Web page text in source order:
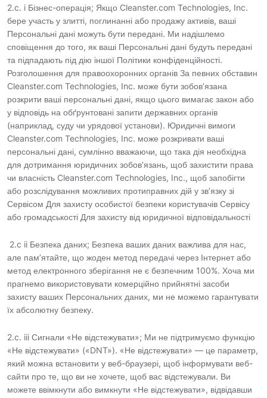
2.c. i Бізнес-операція; Якщо Cleanster.com Technologies, Inc.
бере участь у злитті, поглинанні або продажу активів, ваші
Персональні дані можуть бути передані. Ми надішлемо
сповіщення до того, як ваші Персональні дані будуть передані
та підпадають під дію іншої Політики конфіденційності.
Розголошення для правоохоронних органів За певних обставин
Cleanster.com Technologies, Inc. може бути зобов’язана
розкрити ваші персональні дані, якщо цього вимагає закон або
у відповідь на обґрунтовані запити державних органів
(наприклад, суду чи урядової установи). Юридичні вимоги
Cleanster.com Technologies, Inc. може розкривати ваші
персональні дані, сумлінно вважаючи, що така дія необхідна
для дотримання юридичних зобов’язань, щоб захистити права
чи власність Cleanster.com Technologies, Inc., щоб запобігти
або розслідування можливих протиправних дій у зв’язку зі
Сервісом Для захисту особистої безпеки користувачів Сервісу
або громадськості Для захисту від юридичної відповідальності
2.c ii Безпека даних; Безпека ваших даних важлива для нас,
але пам’ятайте, що жоден метод передачі через Інтернет або
метод електронного зберігання не є безпечним 100%. Хоча ми
прагнемо використовувати комерційно прийнятні засоби
захисту ваших Персональних даних, ми не можемо гарантувати
їх абсолютну безпеку.
2.c. iii Сигнали «Не відстежувати»; Ми не підтримуємо функцію
«Не відстежувати» («DNT»). «Не відстежувати» — це параметр,
який можна встановити у веб-браузері, щоб інформувати веб-
сайти про те, що ви не хочете, щоб вас відстежували. Ви
можете ввімкнути або вимкнути «Не відстежувати», відвідавши